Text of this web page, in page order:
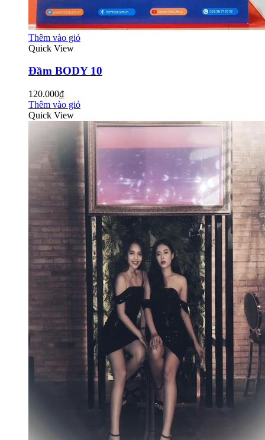
Thêm vào giỏ
Quick View
Đầm BODY 10
120.000₫
Thêm vào giỏ
Quick View